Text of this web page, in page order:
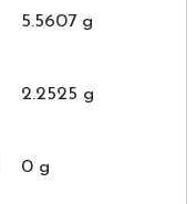
5.5607 g
2.2525 g
0 g